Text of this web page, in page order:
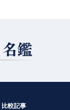
。
比較記事